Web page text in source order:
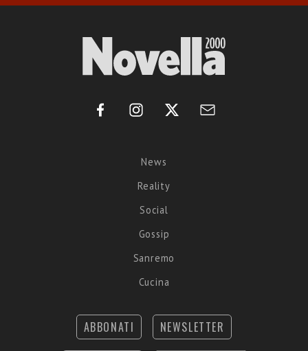
News
Reality
Social
Gossip
Sanremo
Cucina
ABBONATI NEWSLETTER